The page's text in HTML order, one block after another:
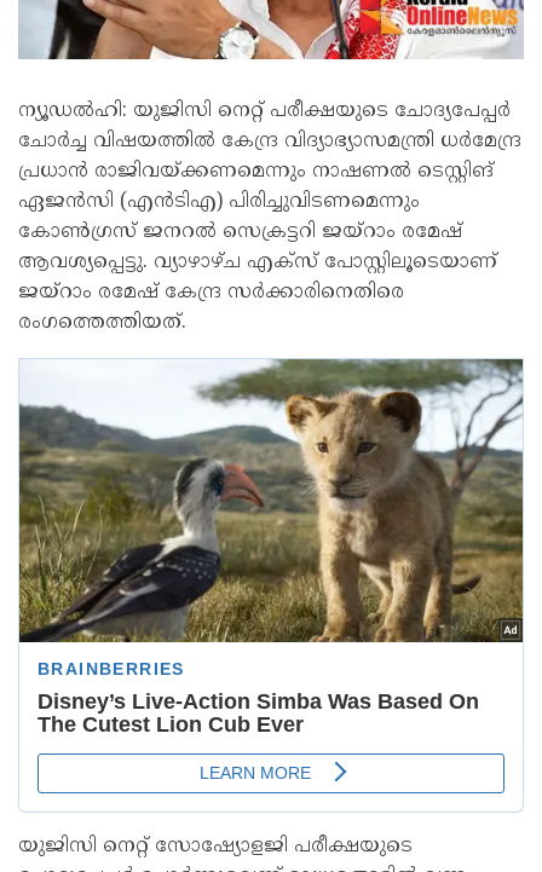
ന്യൂഡൽഹി: യുജിസി നെറ്റ് പരീക്ഷയുടെ ചോദ്യപേപ്പർ
ചോർച്ച വിഷയത്തിൽ കേന്ദ്ര വിദ്യാഭ്യാസമന്ത്രി ധർമേന്ദ്ര
പ്രധാൻ രാജിവയ്ക്കണമെന്നും നാഷണൽ ടെസ്റ്റിങ്
ഏജൻസി (എൻടിഎ) പിരിച്ചുവിടണമെന്നും
കോൺഗ്രസ് ജനറൽ സെക്രട്ടറി ജയ്റാം രമേഷ്
ആവശ്യപ്പെട്ടു. വ്യാഴാഴ്ച എക്സ് പോസ്റ്റിലൂടെയാണ്
ജയ്റാം രമേഷ് കേന്ദ്ര സർക്കാരിനെതിരെ
രംഗത്തെത്തിയത്.
യുജിസി നെറ്റ് സോഷ്യോളജി പരീക്ഷയുടെ